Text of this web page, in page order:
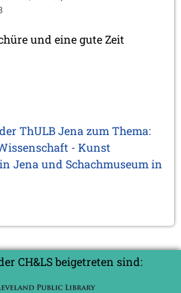
und eine gute Zeit
ThULB Jena zum Thema:
- Kunst
Jena und Schachmuseum in
CH&LS beigetreten sind: